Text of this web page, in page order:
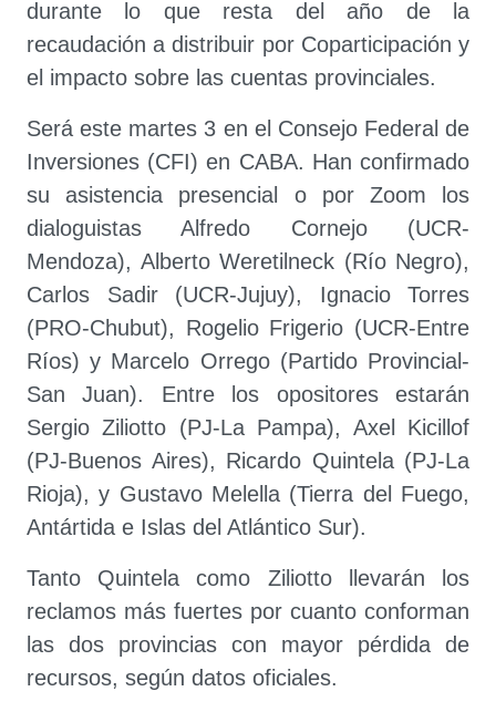
durante lo que resta del año de la
recaudación a distribuir por Coparticipación y
el impacto sobre las cuentas provinciales.
Será este martes 3 en el Consejo Federal de
Inversiones (CFI) en CABA. Han confirmado
su asistencia presencial o por Zoom los
dialoguistas Alfredo Cornejo (UCR-
Mendoza), Alberto Weretilneck (Río Negro),
Carlos Sadir (UCR-Jujuy), Ignacio Torres
(PRO-Chubut), Rogelio Frigerio (UCR-Entre
Ríos) y Marcelo Orrego (Partido Provincial-
San Juan). Entre los opositores estarán
Sergio Ziliotto (PJ-La Pampa), Axel Kicillof
(PJ-Buenos Aires), Ricardo Quintela (PJ-La
Rioja), y Gustavo Melella (Tierra del Fuego,
Antártida e Islas del Atlántico Sur).
Tanto Quintela como Ziliotto llevarán los
reclamos más fuertes por cuanto conforman
las dos provincias con mayor pérdida de
recursos, según datos oficiales.